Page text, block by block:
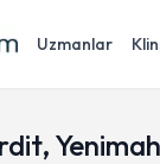
Uzmanlar